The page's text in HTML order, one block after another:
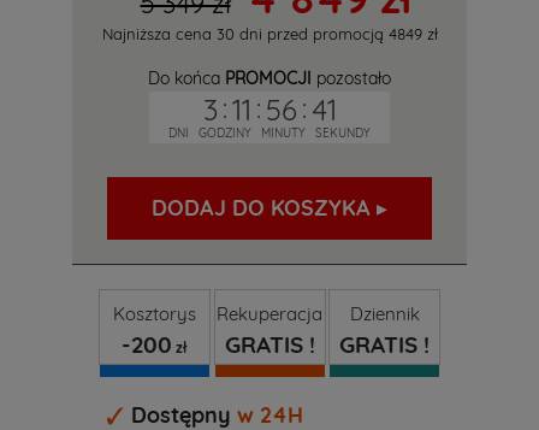
Najniższa cena 30 dni przed promocją 4849 zł
Do końca PROMOCJI pozostało
3 11 56 40
DNI GODZINY MINUTY SEKUNDY
DODAJ DO KOSZYKA ▸
Kosztorys
-200 zł
Rekuperacja
GRATIS !
Dziennik
GRATIS !
Dostępny w 24H